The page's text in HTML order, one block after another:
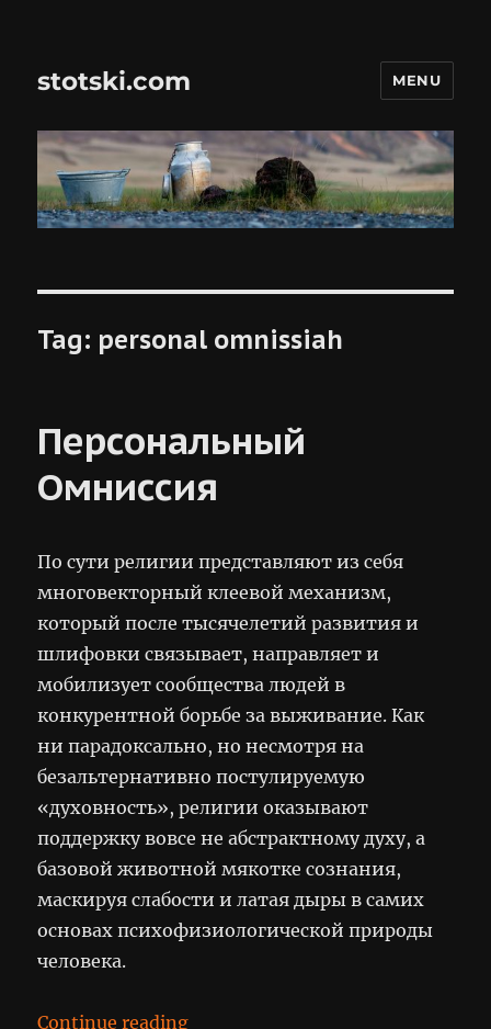
stotski.com MENU
Tag: personal omnissiah
Персональный
Омниссия
По сути религии представляют из себя
многовекторный клеевой механизм,
который после тысячелетий развития и
шлифовки связывает, направляет и
мобилизует сообщества людей в
конкурентной борьбе за выживание. Как
ни парадоксально, но несмотря на
безальтернативно постулируемую
«духовность», религии оказывают
поддержку вовсе не абстрактному духу, а
базовой животной мякотке сознания,
маскируя слабости и латая дыры в самих
основах психофизиологической природы
человека.
Continue reading“Персональный Омниссия”